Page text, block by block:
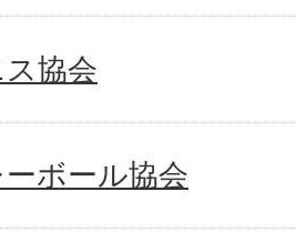
協会
ボール協会